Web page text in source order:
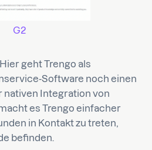
G2
Hier geht Trengo als
Software noch einen
Integration von
es Trengo einfacher
in Kontakt zu treten,
befinden.